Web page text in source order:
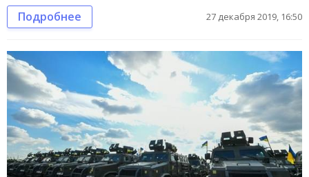
Подробнее 27 декабря 2019, 16:50